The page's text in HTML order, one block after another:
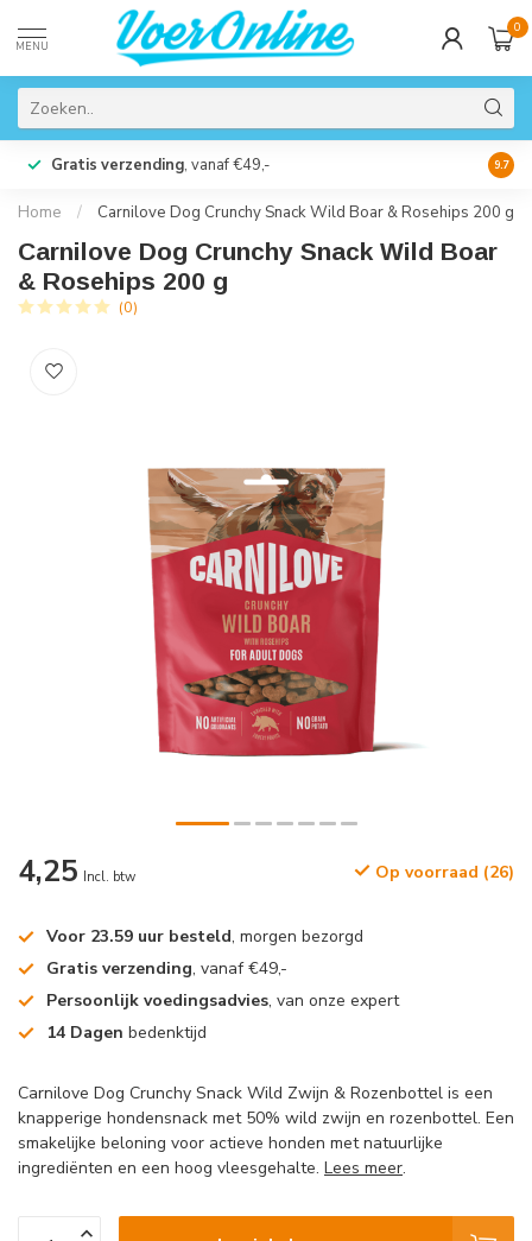
MENU
0
Gratis verzending, vanaf €49,- 9.7
Home / Carnilove Dog Crunchy Snack Wild Boar & Rosehips 200 g
Carnilove Dog Crunchy Snack Wild Boar
& Rosehips 200 g
(0)
4,25 Incl. btw Op voorraad (26)
Voor 23.59 uur besteld, morgen bezorgd
Gratis verzending, vanaf €49,-
Persoonlijk voedingsadvies, van onze expert
14 Dagen bedenktijd
Carnilove Dog Crunchy Snack Wild Zwijn & Rozenbottel is een
knapperige hondensnack met 50% wild zwijn en rozenbottel. Een
smakelijke beloning voor actieve honden met natuurlijke
ingrediënten en een hoog vleesgehalte. Lees meer.